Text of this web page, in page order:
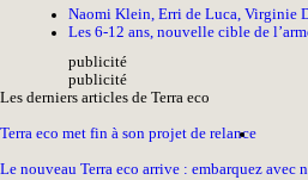
Naomi Klein, Erri de Luca, Virginie
Les 6-12 ans, nouvelle cible de
publicité
publicité
Les derniers articles de Terra eco
Terra eco met fin à son projet de relance
Le nouveau Terra eco arrive : embarquez avec